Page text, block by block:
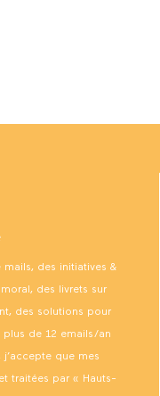
des initiatives &
des livrets sur
des solutions pour
plus de 12 emails/an
que mes
traitées par « Hauts-